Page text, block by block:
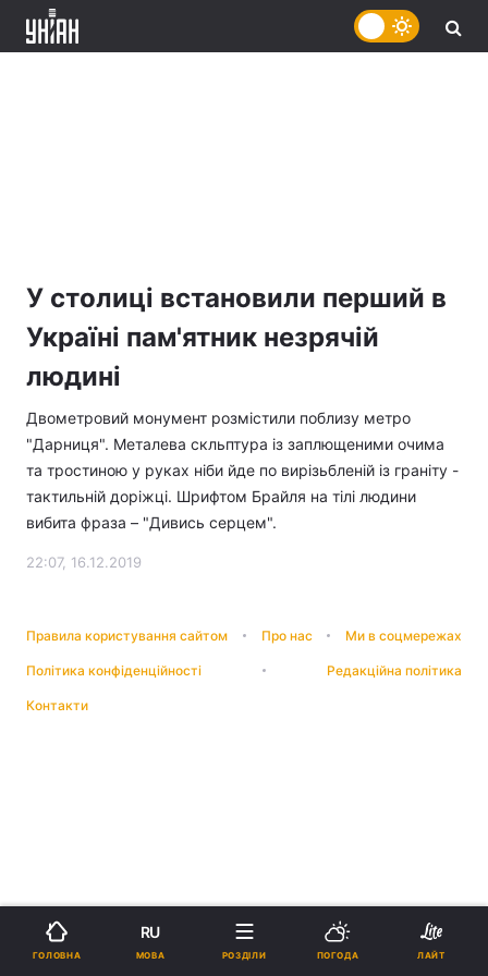
У столиці встановили перший в
Україні пам'ятник незрячій
людині
Двометровий монумент розмістили поблизу метро
"Дарниця". Металева скльптура із заплющеними очима
та тростиною у руках ніби йде по вирізьбленій із граніту -
тактильній доріжці. Шрифтом Брайля на тілі людини
вибита фраза – "Дивись серцем".
22:07, 16.12.2019
Правила користування сайтом Про нас Ми в соцмережах
Політика конфіденційності Редакційна політика
Контакти
ГОЛОВНА
RU
МОВА РОЗДІЛИ ПОГОДА ЛАЙТ